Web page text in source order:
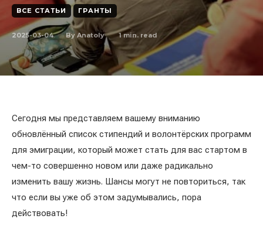
ВСЕ СТАТЬИ ГРАНТЫ
2025-03-04 By Anatoly 1min. read
Сегодня мы представляем вашему вниманию
обновлённый список стипендий и волонтёрских программ
для эмиграции, который может стать для вас стартом в
чем-то совершенно новом или даже радикально
изменить вашу жизнь. Шансы могут не повториться, так
что если вы уже об этом задумывались, пора
действовать!